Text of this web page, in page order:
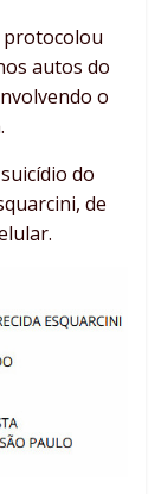
protocolou
autos do
o
do
de